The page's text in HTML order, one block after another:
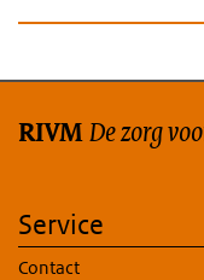
RIVMDe zorg
Service
Contact